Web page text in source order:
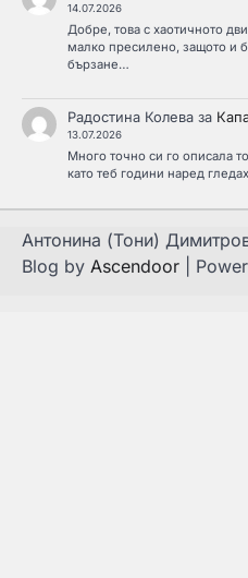
14.07.2026
Добре, това с хаотичното
малко пресилено, защото и
бързане…
Радостина Колеваза
13.07.2026
Много точно си го описала
като теб години наред
Антонина (Тони)
Blog by Ascendoor |